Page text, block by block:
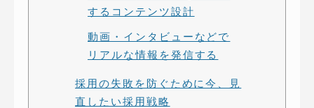
するコンテンツ設計
動画・インタビューなどで
リアルな情報を発信する
採用の失敗を防ぐために今、見
直したい採用戦略